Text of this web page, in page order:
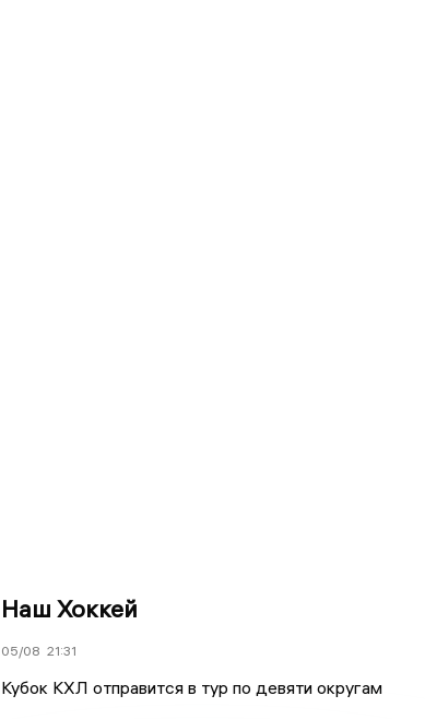
Наш Хоккей
05/08 21:31
Кубок КХЛ отправится в тур по девяти округам